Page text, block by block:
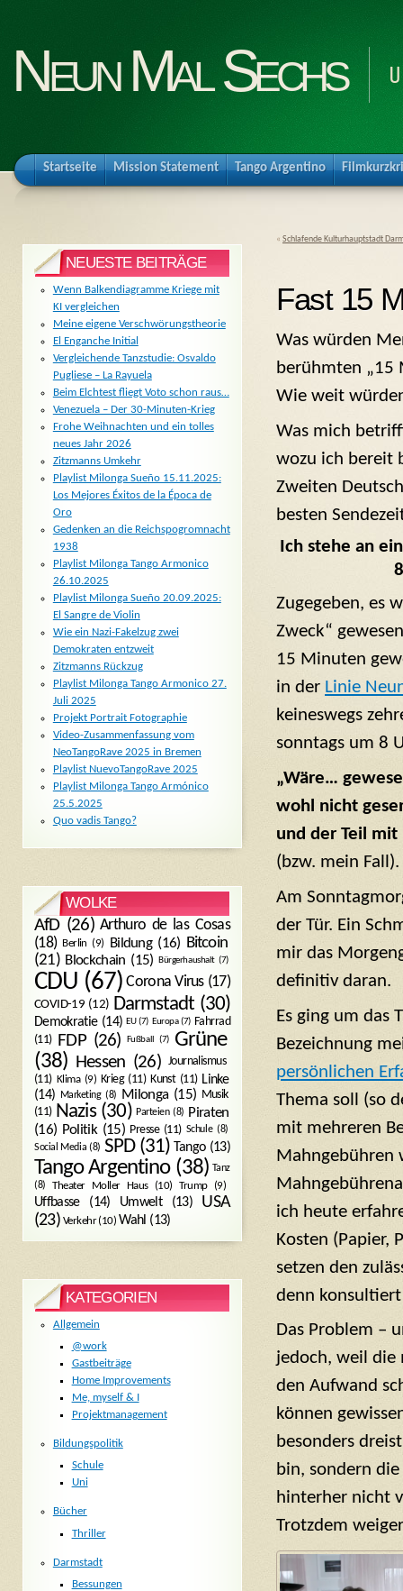
Neun Mal Sechs
Startseite Mission Statement Tango Argentino
« Schlafende Kulturhauptstadt
Fast 15
Was würden
berühmten „15
Wie weit
Was mich
wozu ich bereit
Zweiten
besten
Ich stehe an
Zugegeben, es
Zweck“
15 Minuten
in der Linie
keineswegs
sonntags um 8
„Wäre…
wohl nicht
und der Teil
(bzw. mein
Am
der Tür. Ein
mir das
definitiv daran.
Es ging um das
Bezeichnung
persönlichen
Thema soll (so
mit mehreren
Mahngebühren
ich heute
Kosten (Papier,
setzen den
denn
Das Problem –
jedoch, weil die
den Aufwand
können
besonders
bin, sondern
hinterher nicht
Trotzdem
NEUESTE BEITRÄGE
Wenn Balkendiagramme Kriege mit
KI vergleichen
Meine eigene Verschwörungstheorie
El Enganche Initial
Vergleichende Tanzstudie: Osvaldo
Pugliese – La Rayuela
Beim Elchtest fliegt Voto schon raus…
Venezuela – Der 30-Minuten-Krieg
Frohe Weihnachten und ein tolles
neues Jahr 2026
Zitzmanns Umkehr
Playlist Milonga Sueño 15.11.2025:
Los Mejores Éxitos de la Época de
Oro
Gedenken an die Reichspogromnacht
1938
Playlist Milonga Tango Armonico
26.10.2025
Playlist Milonga Sueño 20.09.2025:
El Sangre de Violin
Wie ein Nazi-Fakelzug zwei
Demokraten entzweit
Zitzmanns Rückzug
Playlist Milonga Tango Armonico 27.
Juli 2025
Projekt Portrait Fotographie
Video-Zusammenfassung vom
NeoTangoRave 2025 in Bremen
Playlist NuevoTangoRave 2025
Playlist Milonga Tango Armónico
25.5.2025
Quo vadis Tango?
WOLKE
AfD(26) Arthuro de las Cosas
(18) Berlin (9) Bildung(16) Bitcoin
(21) Blockchain (15) Bürgerhaushalt (7)
CDU (67) Corona Virus(17)
COVID-19 (12) Darmstadt (30)
Demokratie(14) EU(7) Europa(7) Fahrrad
(11)
FDP(26) Fußball (7)
Grüne
(38) Hessen (26) Journalismus
(11) Klima(9) Krieg(11) Kunst(11) Linke
(14) Marketing(8) Milonga(15) Musik
(11) Nazis(30) Parteien(8) Piraten
(16) Politik(15) Presse(11) Schule(8)
Social Media (8) SPD(31) Tango(13)
Tango Argentino(38) Tanz
(8)
Theater Moller Haus(10) Trump(9)
Uffbasse(14) Umwelt(13)
USA
(23) Verkehr(10) Wahl (13)
KATEGORIEN
Allgemein
@work
Gastbeiträge
Home Improvements
Me, myself & I
Projektmanagement
Bildungspolitik
Schule
Uni
Bücher
Thriller
Darmstadt
Bessungen